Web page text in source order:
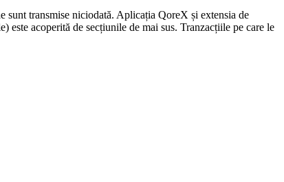
sunt transmise niciodată. Aplicația QoreX și extensia de
acoperită de secțiunile de mai sus. Tranzacțiile pe care le